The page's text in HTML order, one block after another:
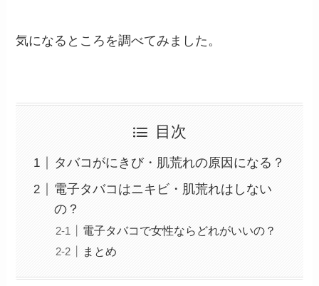
気になるところを調べてみました。
目次
タバコがにきび・肌荒れの原因になる？
電子タバコはニキビ・肌荒れはしない
の？
電子タバコで女性ならどれがいいの？
まとめ